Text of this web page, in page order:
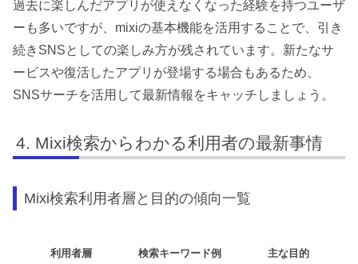
過去に楽しんだアプリが使えなくなった経験を持つユーザ
ーも多いですが、mixiの基本機能を活用することで、引き
続きSNSとしての楽しみ方が残されています。新たなサ
ービスや復活したアプリが登場する場合もあるため、
SNSサーチを活用して最新情報をキャッチしましょう。
Mixi検索からわかる利用者の最新事情
Mixi検索利用者層と目的の傾向一覧
利用者層 検索キーワード例 主な目的